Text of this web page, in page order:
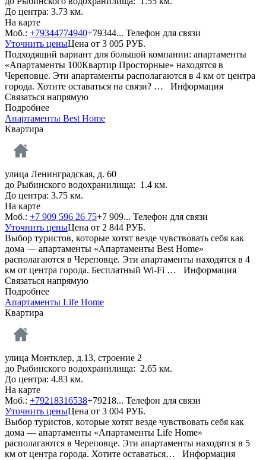
До центра: 3.73 км.
На карте
Моб.: +79344774940+79344... Телефон для связи
Уточнить ценыЦена от 3 005 РУБ.
Подходящий вариант для большой компании: апартаменты
«Апартаменты 100Квартир Просторные» находятся в
Череповце. Эти апартаменты располагаются в 4 км от центра
города. Хотите оставаться на связи? … Информация
Связаться напрямую
Подробнее
Апартаменты Best Home
Квартира
улица Ленинградская, д. 60
до Рыбинского водохранилища: 1.4 км.
До центра: 3.75 км.
На карте
Моб.: +7 909 596 26 75+7 909... Телефон для связи
Уточнить ценыЦена от 2 844 РУБ.
Выбор туристов, которые хотят везде чувствовать себя как
дома — апартаменты «Апартаменты Best Home»
располагаются в Череповце. Эти апартаменты находятся в 4
км от центра города. Бесплатный Wi-Fi … Информация
Связаться напрямую
Подробнее
Апартаменты Life Home
Квартира
улица Монтклер, д.13, строение 2
до Рыбинского водохранилища: 2.65 км.
До центра: 4.83 км.
На карте
Моб.: +79218316538+79218... Телефон для связи
Уточнить ценыЦена от 3 004 РУБ.
Выбор туристов, которые хотят везде чувствовать себя как
дома — апартаменты «Апартаменты Life Home»
располагаются в Череповце. Эти апартаменты находятся в 5
км от центра города. Хотите оставаться… Информация